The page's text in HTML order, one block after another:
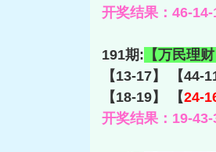
开奖结果：46-
191期: 【万民理财
【13-17】 【44-
【18-19】 【24-
开奖结果：19-